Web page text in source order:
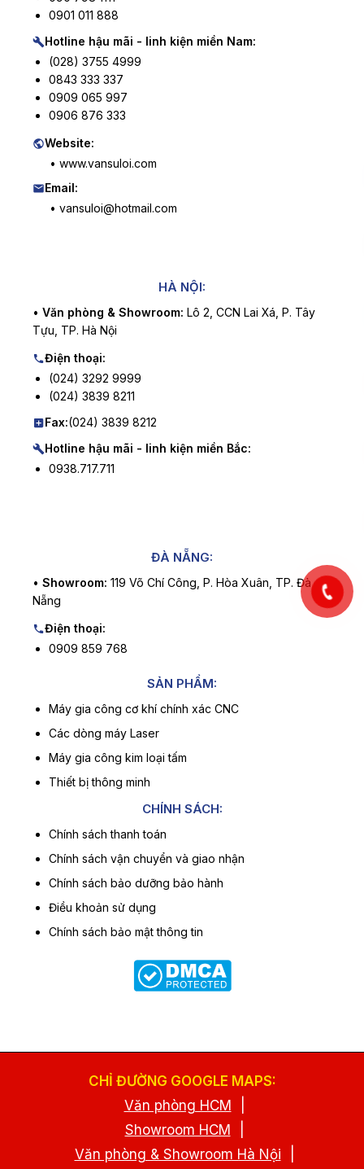
0901 011 888
Hotline hậu mãi - linh kiện miền Nam:
(028) 3755 4999
0843 333 337
0909 065 997
0906 876 333
Website:
• www.vansuloi.com
Email:
• vansuloi@hotmail.com
HÀ NỘI:
• Văn phòng & Showroom: Lô 2, CCN Lai Xá, P. Tây
Tựu, TP. Hà Nội
Điện thoại:
(024) 3292 9999
(024) 3839 8211
Fax:(024) 3839 8212
Hotline hậu mãi - linh kiện miền Bắc:
0938.717.711
ĐÀ NẴNG:
• Showroom: 119 Võ Chí Công, P. Hòa Xuân, TP. Đà
Nẵng
Điện thoại:
0909 859 768
SẢN PHẨM:
Máy gia công cơ khí chính xác CNC
Các dòng máy Laser
Máy gia công kim loại tấm
Thiết bị thông minh
CHÍNH SÁCH:
Chính sách thanh toán
Chính sách vận chuyển và giao nhận
Chính sách bảo dưỡng bảo hành
Điều khoản sử dụng
Chính sách bảo mật thông tin
CHỈ ĐƯỜNG GOOGLE MAPS:
Văn phòng HCM
Showroom HCM
Văn phòng & Showroom Hà Nội